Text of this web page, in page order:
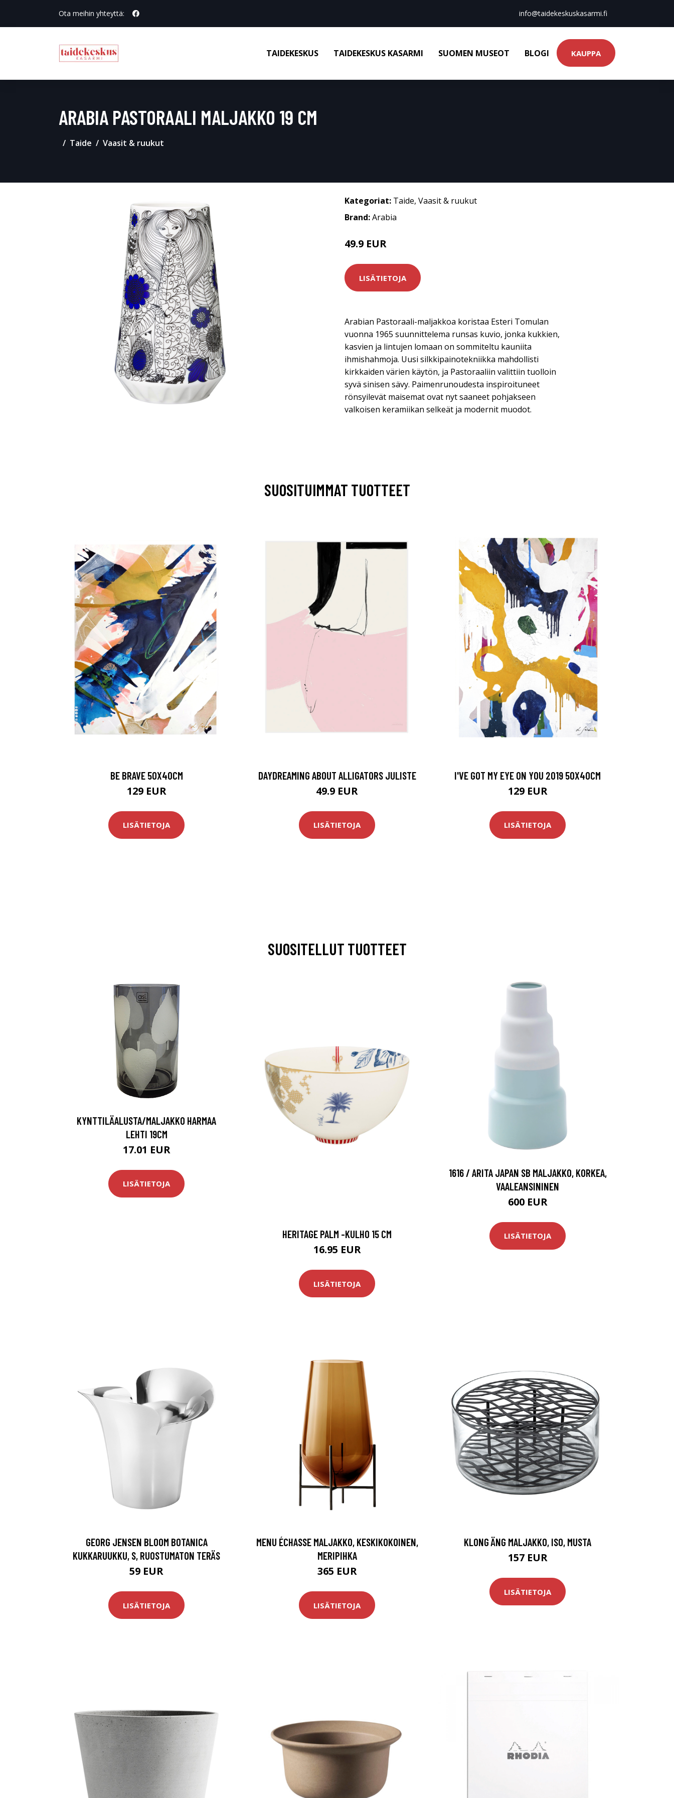
Ota meihin yhteyttä: info@taidekeskuskasarmi.fi
TAIDEKESKUS TAIDEKESKUS KASARMI SUOMEN MUSEOT BLOGI KAUPPA
ARABIA PASTORAALI MALJAKKO 19 CM
Taide Vaasit & ruukut
Kategoriat: Taide, Vaasit & ruukut
Brand:Arabia
49.9 EUR
LISÄTIETOJA
Arabian Pastoraali-maljakkoa koristaa Esteri Tomulan
vuonna 1965 suunnittelema runsas kuvio, jonka kukkien,
kasvien ja lintujen lomaan on sommiteltu kauniita
ihmishahmoja. Uusi silkkipainotekniikka mahdollisti
kirkkaiden värien käytön, ja Pastoraaliin valittiin tuolloin
syvä sinisen sävy. Paimenrunoudesta inspiroituneet
rönsyilevät maisemat ovat nyt saaneet pohjakseen
valkoisen keramiikan selkeät ja modernit muodot.
SUOSITUIMMAT TUOTTEET
BE BRAVE 50X40CM
129 EUR
LISÄTIETOJA
DAYDREAMING ABOUT ALLIGATORS JULISTE
49.9 EUR
LISÄTIETOJA
I'VE GOT MY EYE ON YOU 2019 50X40CM
129 EUR
LISÄTIETOJA
SUOSITELLUT TUOTTEET
KYNTTILÄALUSTA/MALJAKKO HARMAA
LEHTI 19CM
17.01 EUR
LISÄTIETOJA
HERITAGE PALM -KULHO 15 CM
16.95 EUR
LISÄTIETOJA
1616 / ARITA JAPAN SB MALJAKKO, KORKEA,
VAALEANSININEN
600 EUR
LISÄTIETOJA
GEORG JENSEN BLOOM BOTANICA
KUKKARUUKKU, S, RUOSTUMATON TERÄS
59 EUR
LISÄTIETOJA
MENU ÉCHASSE MALJAKKO, KESKIKOKOINEN,
MERIPIHKA
365 EUR
LISÄTIETOJA
KLONG ÄNG MALJAKKO, ISO, MUSTA
157 EUR
LISÄTIETOJA